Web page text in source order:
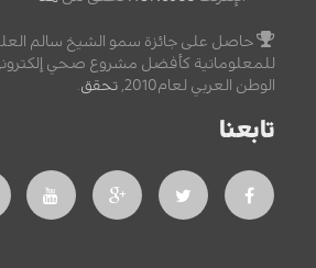
حاصل على جائزة سمو الشيخ سالم
للمعلوماتية كأفضل مشروع صحي
الوطن العربي لعام2010,
تحقق.
تابعنا